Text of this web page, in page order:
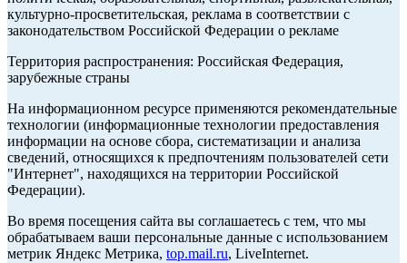
культурно-просветительская, реклама в соответствии с
законодательством Российской Федерации о рекламе
Территория распространения: Российская Федерация,
зарубежные страны
На информационном ресурсе применяются рекомендательные
технологии (информационные технологии предоставления
информации на основе сбора, систематизации и анализа
сведений, относящихся к предпочтениям пользователей сети
"Интернет", находящихся на территории Российской
Федерации).
Во время посещения сайта вы соглашаетесь с тем, что мы
обрабатываем ваши персональные данные с использованием
метрик Яндекс Метрика, top.mail.ru, LiveInternet.